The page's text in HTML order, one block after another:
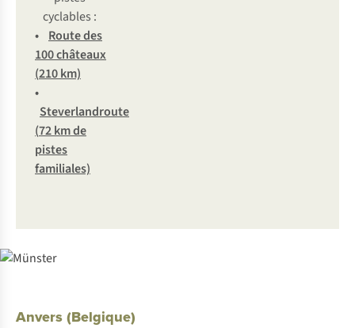
cyclables :
• Routedes
100châteaux
(210km)
•
Steverlandroute
(72km de
pistes
familiales)
Anvers (Belgique)